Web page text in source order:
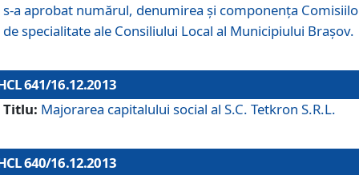
s-a aprobat numărul, denumirea şi componenţa
de specialitate ale Consiliului Local al Municipiului Braşov.
641/16.12.2013
Titlu: Majorarea capitalului social al S.C. Tetkron S.R.L.
640/16.12.2013